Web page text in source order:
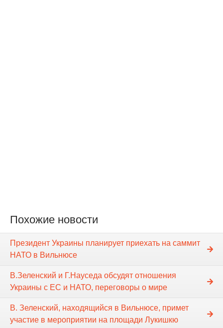
Похожие новости
Президент Украины планирует приехать на саммит
НАТО в Вильнюсе
В.Зеленский и Г.Науседа обсудят отношения
Украины с ЕС и НАТО, переговоры о мире
В. Зеленский, находящийся в Вильнюсе, примет
участие в мероприятии на площади Лукишкю